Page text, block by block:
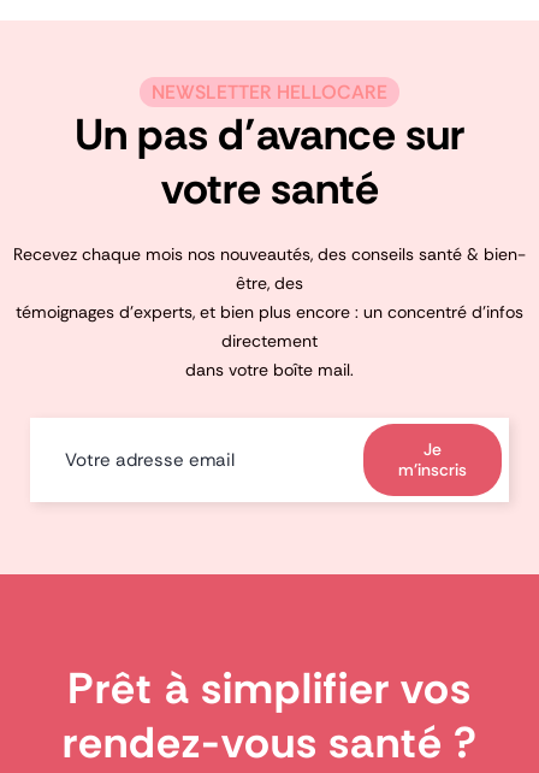
NEWSLETTER HELLOCARE
Un pas d’avance sur
votre santé
Recevez chaque mois nos nouveautés, des conseils santé & bien-
être, des
témoignages d’experts, et bien plus encore : un concentré d’infos
directement
dans votre boîte mail.
Je
m'inscris
Prêt à simplifier vos
rendez-vous santé ?